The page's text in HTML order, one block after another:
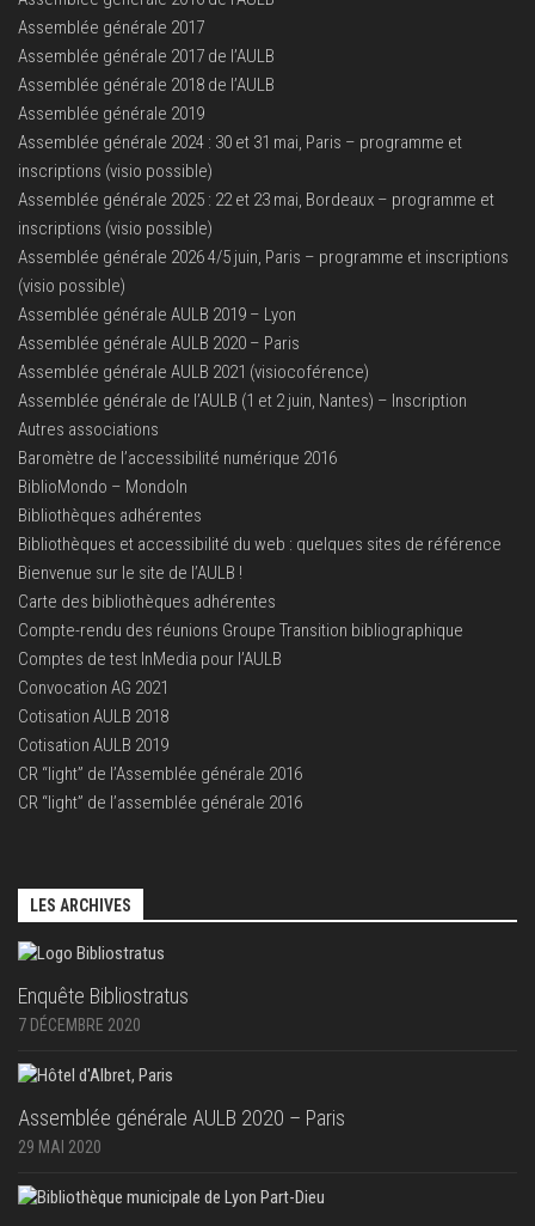
Assemblée générale 2017
Assemblée générale 2017 de l’AULB
Assemblée générale 2018 de l’AULB
Assemblée générale 2019
Assemblée générale 2024 : 30 et 31 mai, Paris – programme et
inscriptions (visio possible)
Assemblée générale 2025 : 22 et 23 mai, Bordeaux – programme et
inscriptions (visio possible)
Assemblée générale 2026 4/5 juin, Paris – programme et inscriptions
(visio possible)
Assemblée générale AULB 2019 – Lyon
Assemblée générale AULB 2020 – Paris
Assemblée générale AULB 2021 (visiocoférence)
Assemblée générale de l’AULB (1 et 2 juin, Nantes) – Inscription
Autres associations
Baromètre de l’accessibilité numérique 2016
BiblioMondo – MondoIn
Bibliothèques adhérentes
Bibliothèques et accessibilité du web : quelques sites de référence
Bienvenue sur le site de l’AULB !
Carte des bibliothèques adhérentes
Compte-rendu des réunions Groupe Transition bibliographique
Comptes de test InMedia pour l’AULB
Convocation AG 2021
Cotisation AULB 2018
Cotisation AULB 2019
CR “light” de l’Assemblée générale 2016
CR “light” de l’assemblée générale 2016
LES ARCHIVES
Enquête Bibliostratus
7 DÉCEMBRE 2020
Assemblée générale AULB 2020 – Paris
29 MAI 2020